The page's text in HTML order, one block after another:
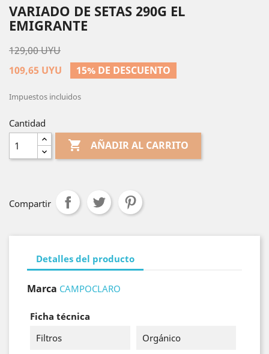
VARIADO DE SETAS 290G EL
EMIGRANTE
129,00 UYU
109,65 UYU
15% DE DESCUENTO
Impuestos incluidos
Cantidad
 AÑADIR AL CARRITO
Compartir
Detalles del producto
Marca CAMPOCLARO
Ficha técnica
Filtros
Orgánico